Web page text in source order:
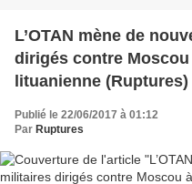
L’OTAN mène de
dirigés contre
lituanienne (Ruptures)
Publié le 22/06/2017 à 01:12
Par Ruptures